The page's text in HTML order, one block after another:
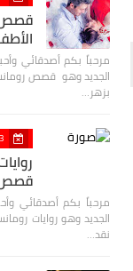
قصص
الجديد وهو قصص
بزهر…
13
قصص
الجديد وهو روايات
نقد…